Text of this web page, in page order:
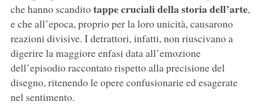
che hanno scanditotappe cruciali della storia dell’arte,
e che all’epoca, proprio per la loro unicità, causarono
reazioni divisive. I detrattori, infatti, non riuscivano a
digerire la maggiore enfasi data all’emozione
dell’episodio raccontato rispetto alla precisione del
disegno, ritenendo le opere confusionarie ed esagerate
nel sentimento.